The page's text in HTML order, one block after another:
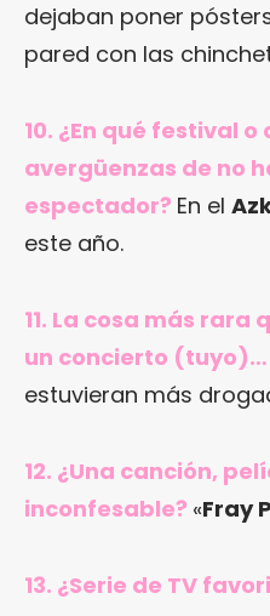
dejaban poner
pared con las
10. ¿En qué festival
avergüenzas de no
espectador? En el
este año.
11. La cosa más rara
un concierto (tuyo)…
estuvieran más
12. ¿Una canción,
inconfesable? «Fray
13. ¿Serie de TV